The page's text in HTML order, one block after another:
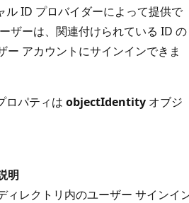
ID プロバイダーによって提供で
ザーは、関連付けられている ID の
ー アカウントにサインインできま
ロパティは objectIdentity オブジ
明
ィレクトリ内のユーザー サインイ